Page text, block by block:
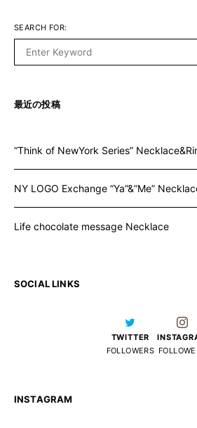
SEARCH FOR:
最近の投稿
“Think of NewYork Series”
NY LOGO Exchange “Ya”&”Me”
Life chocolate message Necklace
SOCIAL LINKS
TWITTER
FOLLOWERS
INSTAGRAM